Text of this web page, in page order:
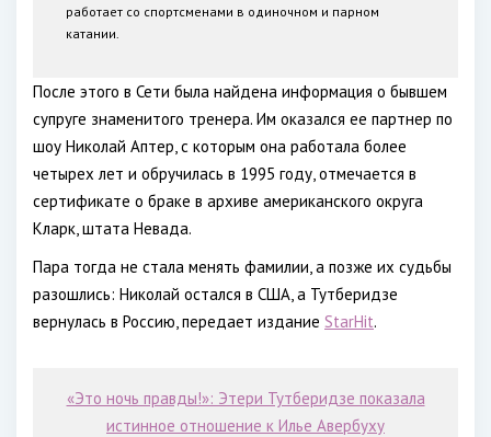
работает со спортсменами в одиночном и парном
катании.
После этого в Сети была найдена информация о бывшем
супруге знаменитого тренера. Им оказался ее партнер по
шоу Николай Аптер, с которым она работала более
четырех лет и обручилась в 1995 году, отмечается в
сертификате о браке в архиве американского округа
Кларк, штата Невада.
Пара тогда не стала менять фамилии, а позже их судьбы
разошлись: Николай остался в США, а Тутберидзе
вернулась в Россию, передает издание StarHit.
«Это ночь правды!»: Этери Тутберидзе показала
истинное отношение к Илье Авербуху